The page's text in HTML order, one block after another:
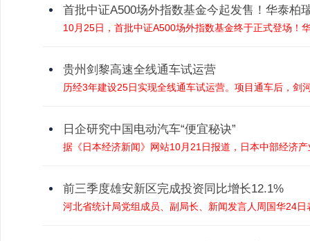
首批中证A500场外指数基金今起发售！华泰柏
10月25日，首批中证A500场外指数基金终于正式登场！
贵州剑黎高速全线通车试运营
历经3年建设25日实现全线通车试运营。项目通车后，剑
日企研究中国电动汽车“便宜秘诀”
据《日本经济新闻》网站10月21日报道，日本中部经济
前三季度雄安新区完成投资同比增长12.1%
河北省统计局党组成员、副局长、新闻发言人周国华24